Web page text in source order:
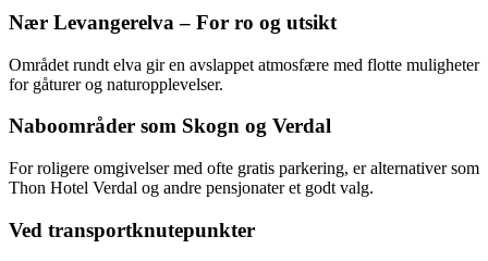
Nær Levangerelva – For ro og utsikt
Området rundt elva gir en avslappet atmosfære med flotte muligheter
for gåturer og naturopplevelser.
Naboområder som Skogn og Verdal
For roligere omgivelser med ofte gratis parkering, er alternativer som
Thon Hotel Verdal og andre pensjonater et godt valg.
Ved transportknutepunkter